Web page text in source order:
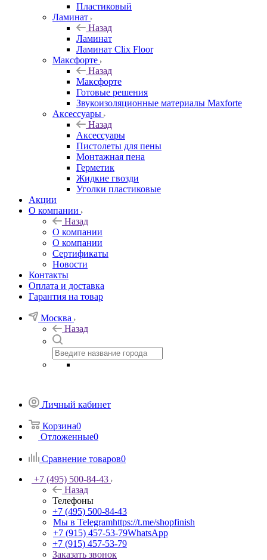
Пластиковый
Ламинат
Назад
Ламинат
Ламинат Clix Floor
Максфорте
Назад
Максфорте
Готовые решения
Звукоизоляционные материалы Maxforte
Аксессуары
Назад
Аксессуары
Пистолеты для пены
Монтажная пена
Герметик
Жидкие гвозди
Уголки пластиковые
Акции
О компании
Назад
О компании
О компании
Сертификаты
Новости
Контакты
Оплата и доставка
Гарантия на товар
Москва
Назад
Личный кабинет
Корзина0
Отложенные0
Сравнение товаров0
+7 (495) 500-84-43
Назад
Телефоны
+7 (495) 500-84-43
Мы в Telegramhttps://t.me/shopfinish
+7 (915) 457-53-79WhatsApp
+7 (915) 457-53-79
Заказать звонок